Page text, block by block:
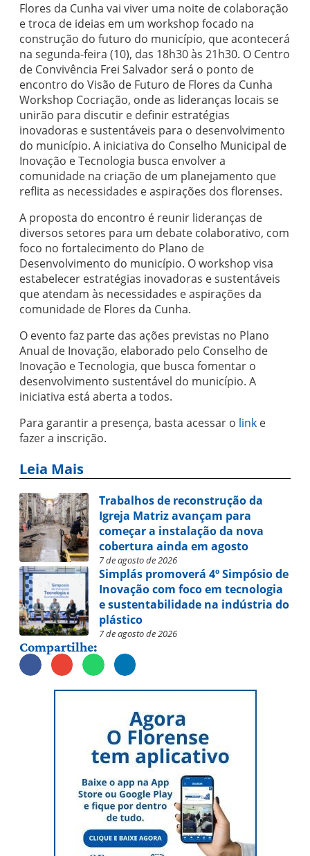
Flores da Cunha vai viver uma noite de colaboração
e troca de ideias em um workshop focado na
construção do futuro do município, que acontecerá
na segunda-feira (10), das 18h30 às 21h30. O Centro
de Convivência Frei Salvador será o ponto de
encontro do Visão de Futuro de Flores da Cunha
Workshop Cocriação, onde as lideranças locais se
unirão para discutir e definir estratégias
inovadoras e sustentáveis para o desenvolvimento
do município. A iniciativa do Conselho Municipal de
Inovação e Tecnologia busca envolver a
comunidade na criação de um planejamento que
reflita as necessidades e aspirações dos florenses.
A proposta do encontro é reunir lideranças de
diversos setores para um debate colaborativo, com
foco no fortalecimento do Plano de
Desenvolvimento do município. O workshop visa
estabelecer estratégias inovadoras e sustentáveis
que atendam às necessidades e aspirações da
comunidade de Flores da Cunha.
O evento faz parte das ações previstas no Plano
Anual de Inovação, elaborado pelo Conselho de
Inovação e Tecnologia, que busca fomentar o
desenvolvimento sustentável do município. A
iniciativa está aberta a todos.
Para garantir a presença, basta acessar o link e
fazer a inscrição.
Leia Mais
Trabalhos de reconstrução da
Igreja Matriz avançam para
começar a instalação da nova
cobertura ainda em agosto
7 de agosto de 2026
Simplás promoverá 4º Simpósio de
Inovação com foco em tecnologia
e sustentabilidade na indústria do
plástico
7 de agosto de 2026
Compartilhe: